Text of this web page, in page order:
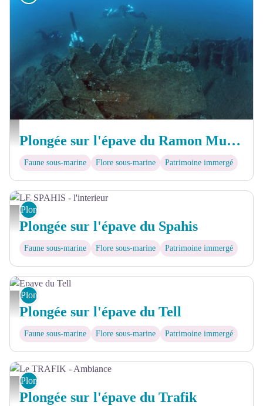
Plongée sur l'épave du Ramon Mumbru
Faune sous-marine Flore sous-marine Patrimoine immergé
LE SPAHIS - l'interieur - © Hervé COLOMBINI
Plongée sous-marine
Plongée sur l'épave du Spahis
Faune sous-marine Flore sous-marine Patrimoine immergé
Epave du Tell - © Nicolas BARAQUE
Plongée sous-marine
Plongée sur l'épave du Tell
Faune sous-marine Flore sous-marine Patrimoine immergé
Le TRAFIK - Ambiance - © Didier SALA
Plongée sous-marine
Plongée sur l'épave du Trafik